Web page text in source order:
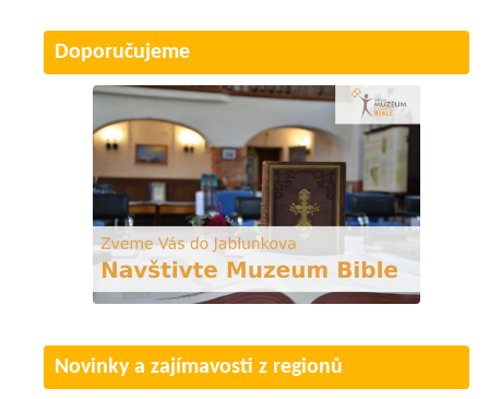
Doporučujeme
Novinky a zajímavosti z regionů